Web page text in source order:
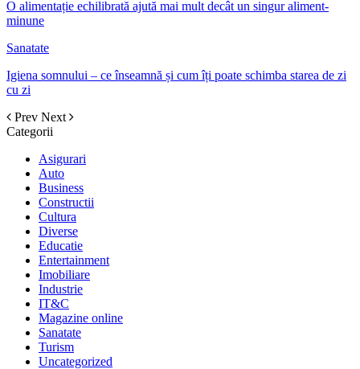
O alimentație echilibrată ajută mai mult decât un singur aliment-
minune
Sanatate
Igiena somnului – ce înseamnă și cum îți poate schimba starea de zi
cu zi
Prev Next
Categorii
Asigurari
Auto
Business
Constructii
Cultura
Diverse
Educatie
Entertainment
Imobiliare
Industrie
IT&C
Magazine online
Sanatate
Turism
Uncategorized